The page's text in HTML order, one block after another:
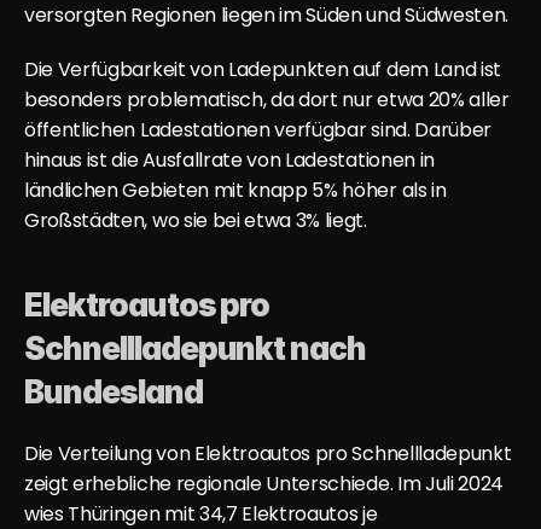
versorgten Regionen liegen im Süden und Südwesten.
Die Verfügbarkeit von Ladepunkten auf dem Land ist
besonders problematisch, da dort nur etwa 20% aller
öffentlichen Ladestationen verfügbar sind. Darüber
hinaus ist die Ausfallrate von Ladestationen in
ländlichen Gebieten mit knapp 5% höher als in
Großstädten, wo sie bei etwa 3% liegt.
Elektroautos pro
Schnellladepunkt nach
Bundesland
Die Verteilung von Elektroautos pro Schnellladepunkt
zeigt erhebliche regionale Unterschiede. Im Juli 2024
wies Thüringen mit 34,7 Elektroautos je